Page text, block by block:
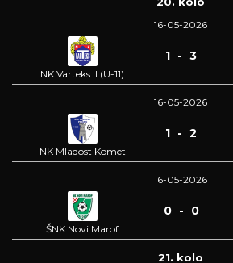
16-05-2026
NK Varteks II (U-11)
1 - 3
16-05-2026
NK Mladost Komet
1 - 2
16-05-2026
ŠNK Novi Marof
0 - 0
21. kolo